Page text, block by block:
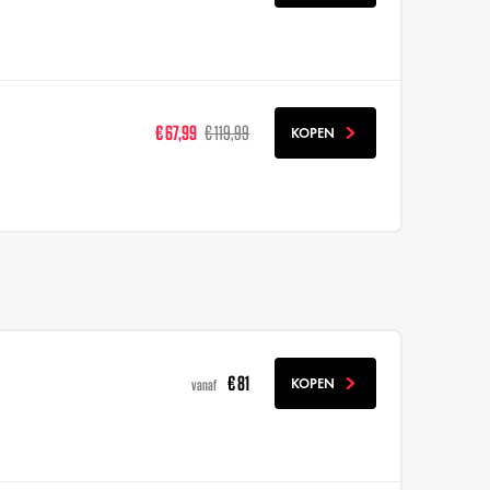
€ 67,99 € 119,99 KOPEN
vanaf € 81 KOPEN